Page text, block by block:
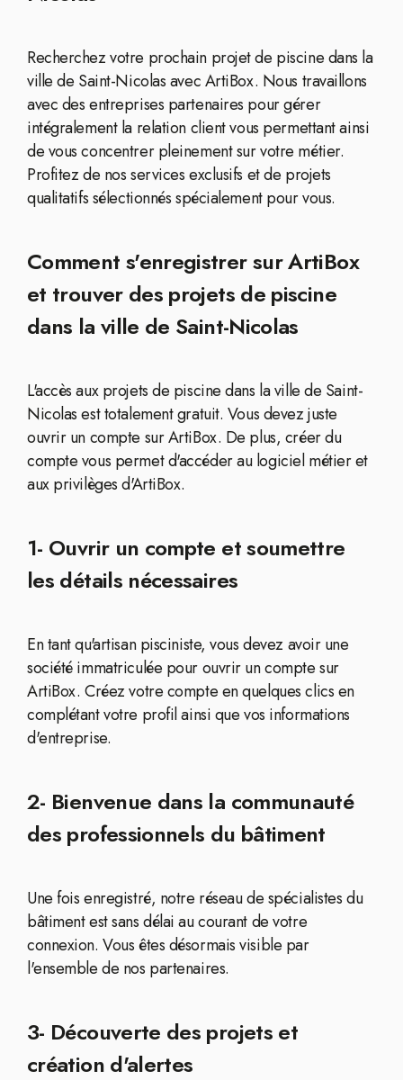
Recherchez votre prochain projet de piscine dans la
ville de Saint-Nicolas avec ArtiBox. Nous travaillons
avec des entreprises partenaires pour gérer
intégralement la relation client vous permettant ainsi
de vous concentrer pleinement sur votre métier.
Profitez de nos services exclusifs et de projets
qualitatifs sélectionnés spécialement pour vous.
Comment s'enregistrer sur ArtiBox
et trouver des projets de piscine
dans la ville de Saint-Nicolas
L'accès aux projets de piscine dans la ville de Saint-
Nicolas est totalement gratuit. Vous devez juste
ouvrir un compte sur ArtiBox. De plus, créer du
compte vous permet d'accéder au logiciel métier et
aux privilèges d'ArtiBox.
1- Ouvrir un compte et soumettre
les détails nécessaires
En tant qu'artisan pisciniste, vous devez avoir une
société immatriculée pour ouvrir un compte sur
ArtiBox. Créez votre compte en quelques clics en
complétant votre profil ainsi que vos informations
d'entreprise.
2- Bienvenue dans la communauté
des professionnels du bâtiment
Une fois enregistré, notre réseau de spécialistes du
bâtiment est sans délai au courant de votre
connexion. Vous êtes désormais visible par
l'ensemble de nos partenaires.
3- Découverte des projets et
création d'alertes